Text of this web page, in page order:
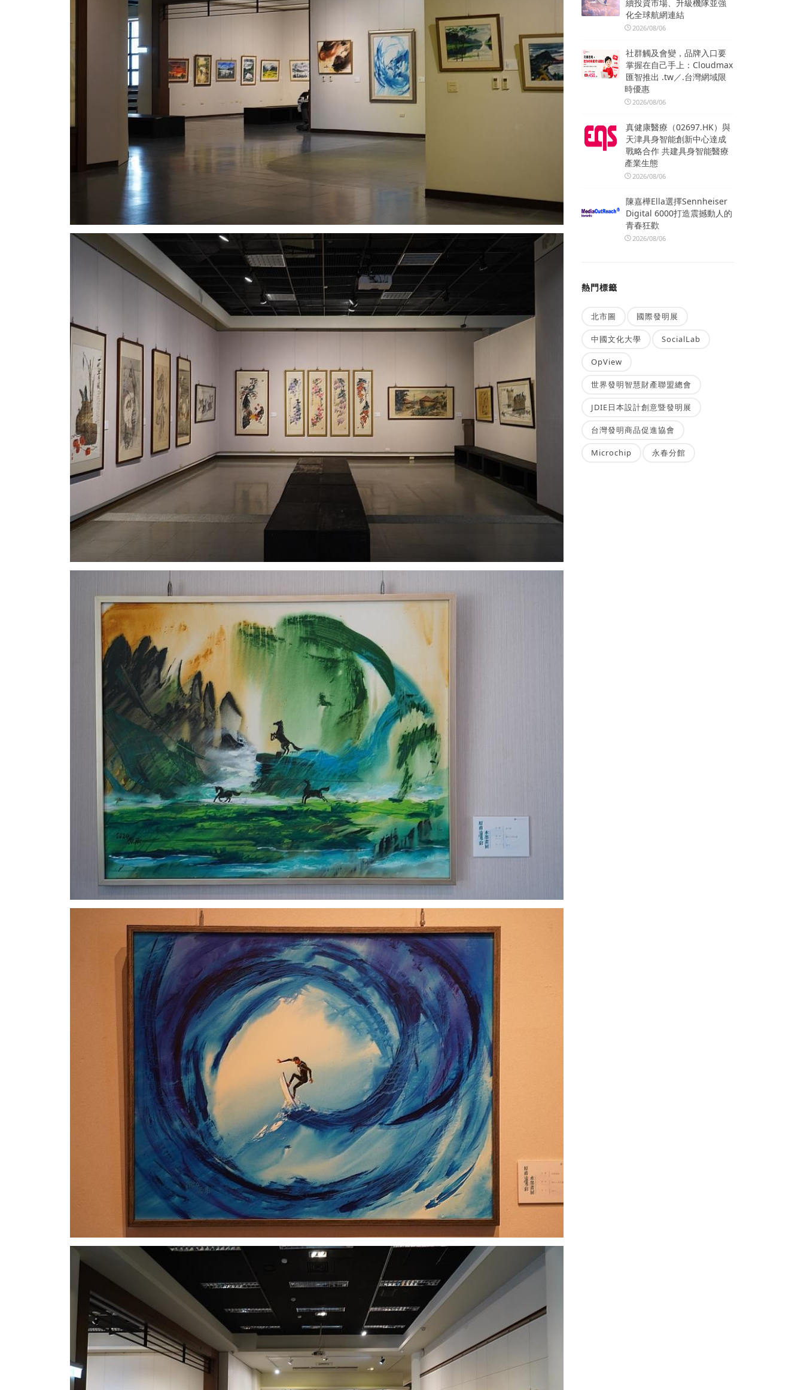
續投資市場、升級機隊並強
化全球航網連結
2026/08/06
社群觸及會變，品牌入口要
掌握在自己手上：Cloudmax
匯智推出 .tw／.台灣網域限
時優惠
2026/08/06
真健康醫療（02697.HK）與
天津具身智能創新中心達成
戰略合作 共建具身智能醫療
產業生態
2026/08/06
陳嘉樺Ella選擇Sennheiser
Digital 6000打造震撼動人的
青春狂歡
2026/08/06
熱門標籤
北市圖 國際發明展
中國文化大學 SocialLab
OpView
世界發明智慧財產聯盟總會
JDIE日本設計創意暨發明展
台灣發明商品促進協會
Microchip 永春分館